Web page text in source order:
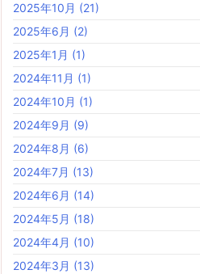
2025年10月 (21)
2025年6月 (2)
2025年1月 (1)
2024年11月 (1)
2024年10月 (1)
2024年9月 (9)
2024年8月 (6)
2024年7月 (13)
2024年6月 (14)
2024年5月 (18)
2024年4月 (10)
2024年3月 (13)